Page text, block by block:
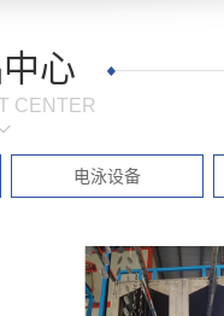
心
CENTER
电泳设备